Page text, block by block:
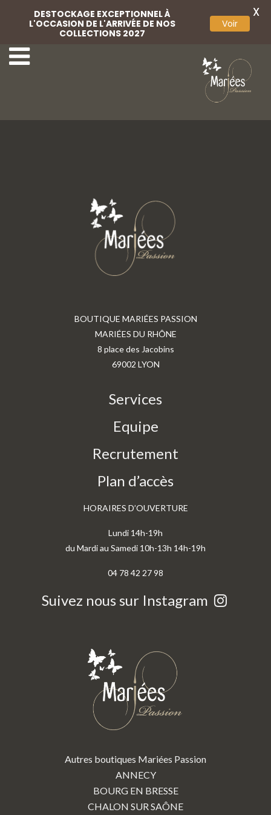
14-Très Chic 16-Très Chic
BOUTIQUE MARIÉES PASSION
MARIÉES DU RHÔNE
8 place des Jacobins
69002 LYON
Services
Equipe
Recrutement
Plan d’accès
HORAIRES D’OUVERTURE
Lundi 14h-19h
du Mardi au Samedi 10h-13h 14h-19h
04 78 42 27 98
Suivez nous sur Instagram
Autres boutiques Mariées Passion
ANNECY
BOURG EN BRESSE
CHALON SUR SAÔNE
DESTOCKAGE EXCEPTIONNEL À
L'OCCASION DE L'ARRIVÉE DE NOS
COLLECTIONS 2027
Voir
X